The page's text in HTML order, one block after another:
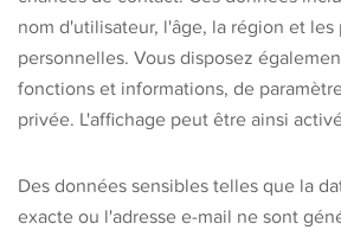
nom d'utilisateur, l'âge, la région et les
personnelles. Vous disposez
fonctions et informations, de
privée. L'affichage peut être ainsi
Des données sensibles telles que la
exacte ou l'adresse e-mail ne sont